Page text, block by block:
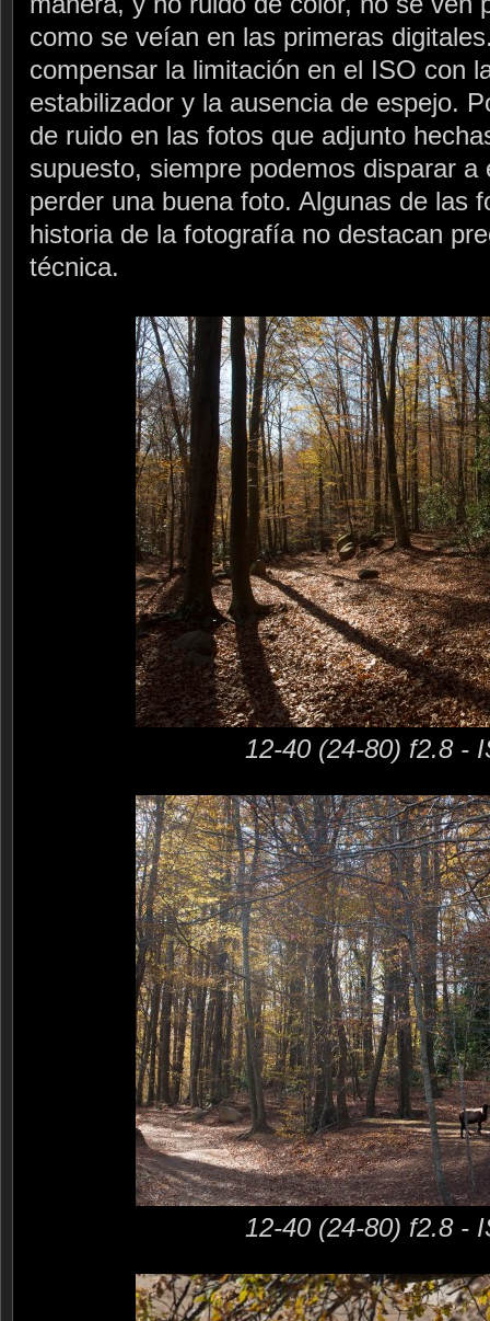
como se veían en las primeras
compensar la limitación en el ISO con
estabilizador y la ausencia de espejo.
de ruido en las fotos que adjunto
supuesto, siempre podemos disparar
perder una buena foto. Algunas de las
historia de la fotografía no destacan
técnica.
12-40 (24-80) f2.8 -
12-40 (24-80) f2.8 -